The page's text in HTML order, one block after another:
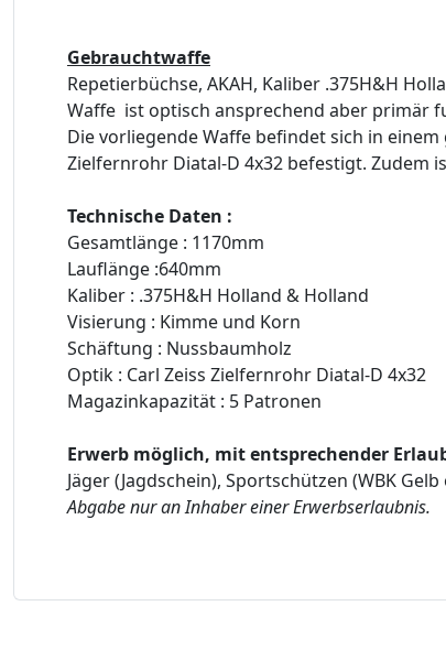
Gebrauchtwaffe
Repetierbüchse, AKAH, Kaliber .375H&H
Waffe ist optisch ansprechend aber primär
Die vorliegende Waffe befindet sich in
Zielfernrohr Diatal-D 4x32 befestigt. Zudem
Technische Daten :
Gesamtlänge : 1170mm
Lauflänge :640mm
Kaliber : .375H&H Holland & Holland
Visierung : Kimme und Korn
Schäftung : Nussbaumholz
Optik : Carl Zeiss Zielfernrohr Diatal-D 4x32
Magazinkapazität : 5 Patronen
Erwerb möglich, mit entsprechender
Jäger (Jagdschein), Sportschützen (WBK
Abgabe nur an Inhaber einer Erwerbserlaubnis.